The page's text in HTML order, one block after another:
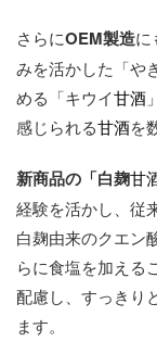
さらにOEM製造に
みを活かした「や
める「キウイ甘酒
感じられる甘酒を
新商品の「白麹甘
経験を活かし、従
白麹由来のクエン
らに食塩を加える
配慮し、すっきり
ます。